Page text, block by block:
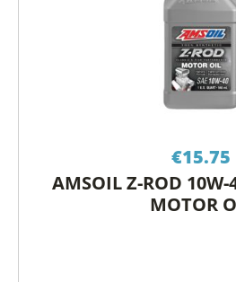
€15.75
AMSOIL Z-ROD 10W-
MOTOR